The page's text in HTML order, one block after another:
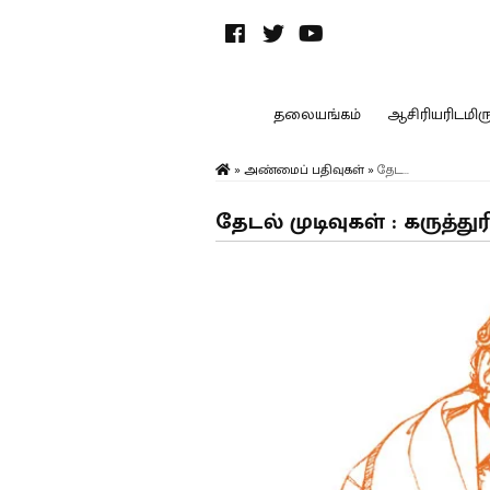
தலையங்கம்
» அண்மைப் பதிவுகள்» தேட...
தேடல் முடிவுகள் :